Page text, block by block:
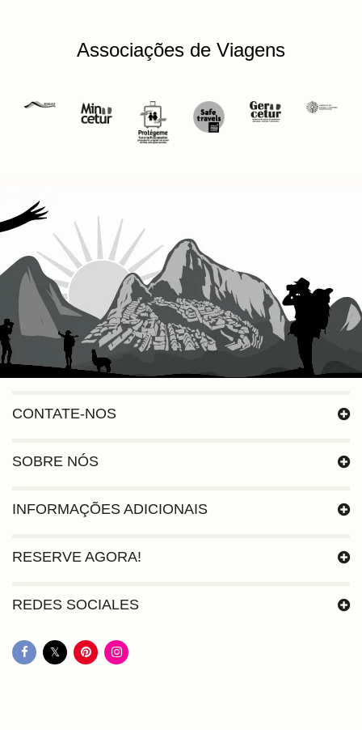
Associações de Viagens
CONTATE-NOS
SOBRE NÓS
INFORMAÇÕES ADICIONAIS
RESERVE AGORA!
REDES SOCIALES